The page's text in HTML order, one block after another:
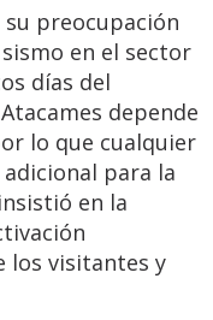
preocupación
en el sector
días del
depende
lo que cualquier
para la
en la
los visitantes y